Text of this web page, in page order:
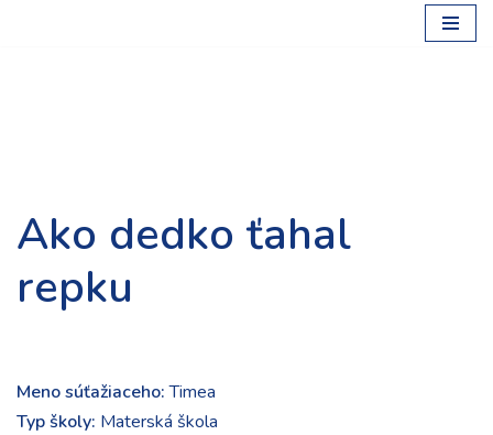
Ako dedko ťahal
repku
Meno súťažiaceho:Timea
Typ školy: Materská škola